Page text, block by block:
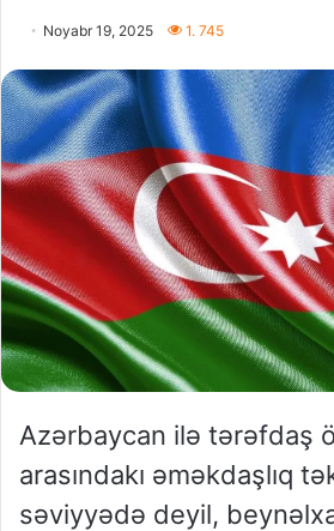
Noyabr 19, 2025 1. 745
Azərbaycan ilə tərəfdaş
arasındakı əməkdaşlıq
səviyyədə deyil,